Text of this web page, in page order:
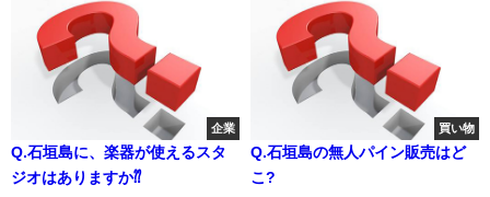
企業
Q.石垣島に、楽器が使えるスタ
ジオはありますか⁇
買い物
Q.石垣島の無人パイン販売はど
こ?